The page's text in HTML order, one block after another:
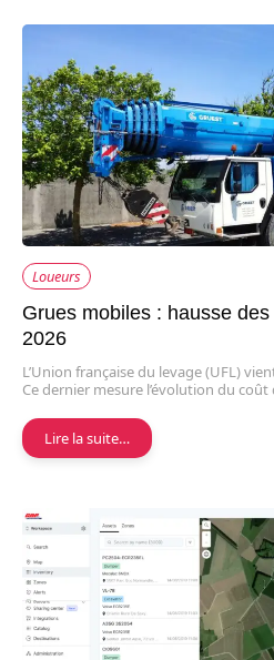
Loueurs
Grues mobiles : hausse
2026
L’Union française du levage (UFL)
Ce dernier mesure l’évolution du
Lire la suite…